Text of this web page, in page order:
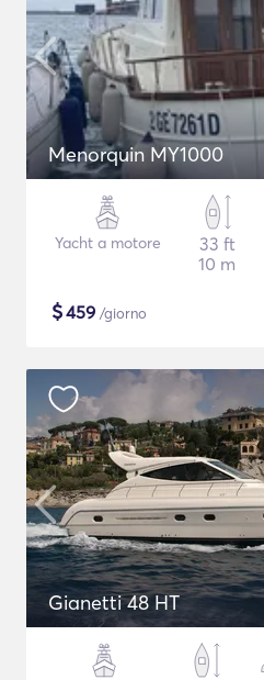
Menorquin MY1000
Yacht a motore
33 ft
10 m
$459 /giorno
Gianetti 48 HT